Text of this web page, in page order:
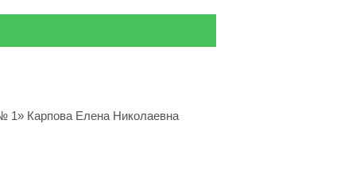
1» Карпова Елена Николаевна